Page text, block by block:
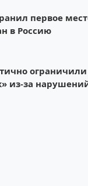
первое
в Россию
ограничили
из-за